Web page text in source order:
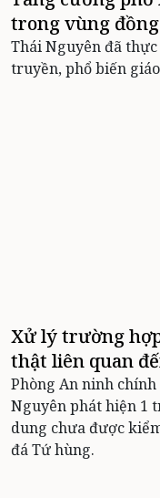
trong vùng
Thái Nguyên đã
truyền, phổ biến
Xử lý trường
thật liên quan
Phòng An ninh
Nguyên phát hiện 1
dung chưa được
đá Tứ hùng.